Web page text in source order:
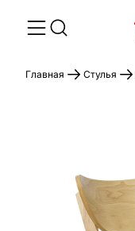
Главная Стулья